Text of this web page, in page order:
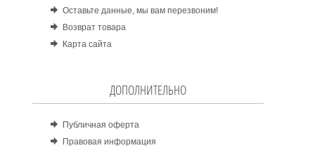
Оставьте данные, мы вам перезвоним!
Возврат товара
Карта сайта
ДОПОЛНИТЕЛЬНО
Публичная оферта
Правовая информация